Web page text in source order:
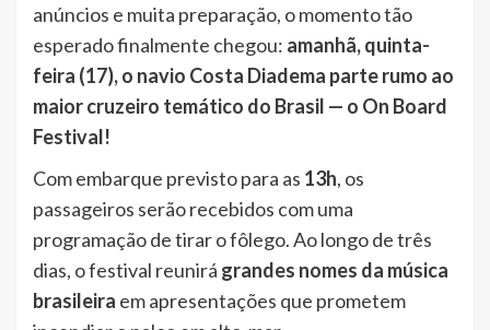
anúncios e muita preparação, o momento tão
esperado finalmente chegou: amanhã, quinta-
feira (17), o navio Costa Diadema parte rumo ao
maior cruzeiro temático do Brasil — o On Board
Festival!
Com embarque previsto para as 13h, os
passageiros serão recebidos com uma
programação de tirar o fôlego. Ao longo de três
dias, o festival reunirá grandes nomes da música
brasileira em apresentações que prometem